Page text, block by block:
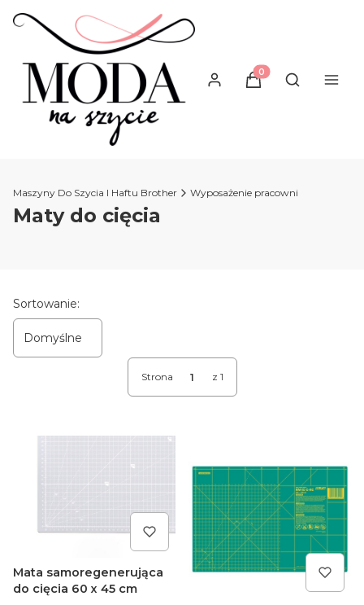
Produkty w
Otwórz
Maszyny Do Szycia I Haftu Brother Wyposażenie pracowni
Maty do cięcia
Lista produktów
Sortowanie:
Domyślne
Strona z 1
Mata samoregenerująca
do cięcia 60 x 45 cm